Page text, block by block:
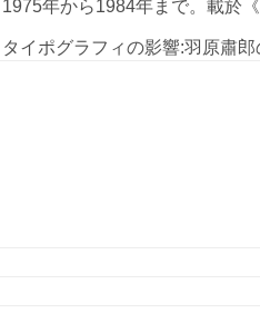
年から1984年まで。載於
ポグラフィの影響:羽原肅